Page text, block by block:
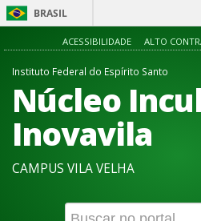
BRASIL
ACESSIBILIDADE ALTO
Instituto Federal do Espírito Santo
Núcleo
Inovavila
CAMPUS VILA VELHA